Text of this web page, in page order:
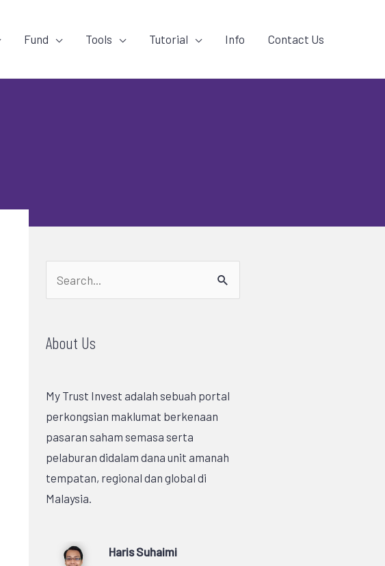
Fund Tools Tutorial Info Contact Us
Search
About Us
My Trust Invest adalah sebuah portal
perkongsian maklumat berkenaan
pasaran saham semasa serta
pelaburan didalam dana unit amanah
tempatan, regional dan global di
Malaysia.
Haris Suhaimi